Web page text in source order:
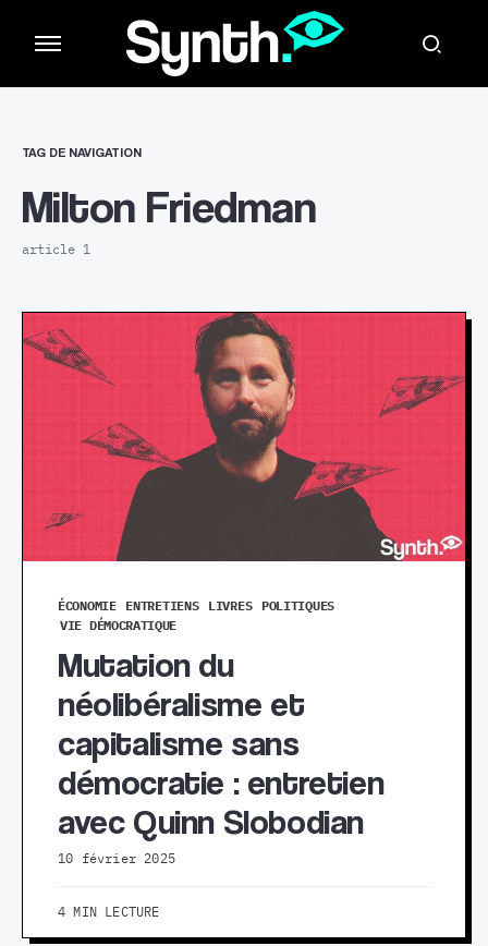
TAG DE NAVIGATION
Milton Friedman
article 1
ÉCONOMIE ENTRETIENS LIVRES
POLITIQUES
VIE DÉMOCRATIQUE
Mutation du
néolibéralisme et
capitalisme sans
démocratie : entretien
avec Quinn Slobodian
10 février 2025
4 MIN LECTURE